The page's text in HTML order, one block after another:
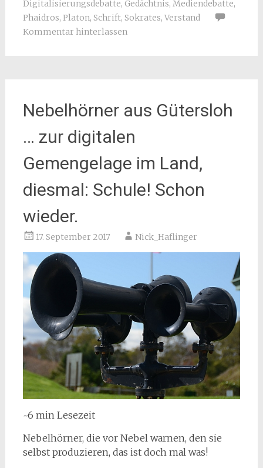
Digitalisierungsdebatte, Gedächtnis, Mediendebatte,
Phaidros, Platon, Schrift, Sokrates, Verstand
Kommentar hinterlassen
Nebelhörner aus Gütersloh
… zur digitalen
Gemengelage im Land,
diesmal: Schule! Schon
wieder.
17. September 2017 Nick_Haflinger
~6 min Lesezeit
Nebelhörner, die vor Nebel warnen, den sie
selbst produzieren, das ist doch mal was!